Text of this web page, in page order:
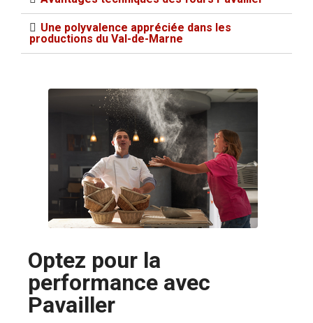
Une polyvalence appréciée dans les
productions du Val-de-Marne
Optez pour la
performance avec
Pavailler